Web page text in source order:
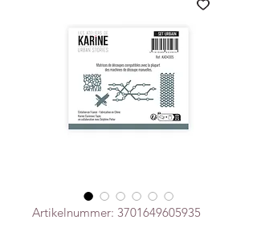
Artikelnummer: 3701649605935